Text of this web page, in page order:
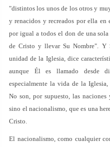
"distintos los unos de los otros y
y renacidos y recreados por ella
por igual a todos el don de una
de Cristo y llevar Su Nombre". Y
unidad de la Iglesia, dice
aunque Él es llamado desde
especialmente la vida de la
No son, por supuesto, las
sino el nacionalismo, que es una
Cristo.
El nacionalismo, como cualquier